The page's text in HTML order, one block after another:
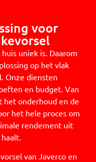
voor
uniek is. Daarom
op het vlak
Onze diensten
en budget. Van
onderhoud en de
het hele proces om
rendement uit
van Javerco en